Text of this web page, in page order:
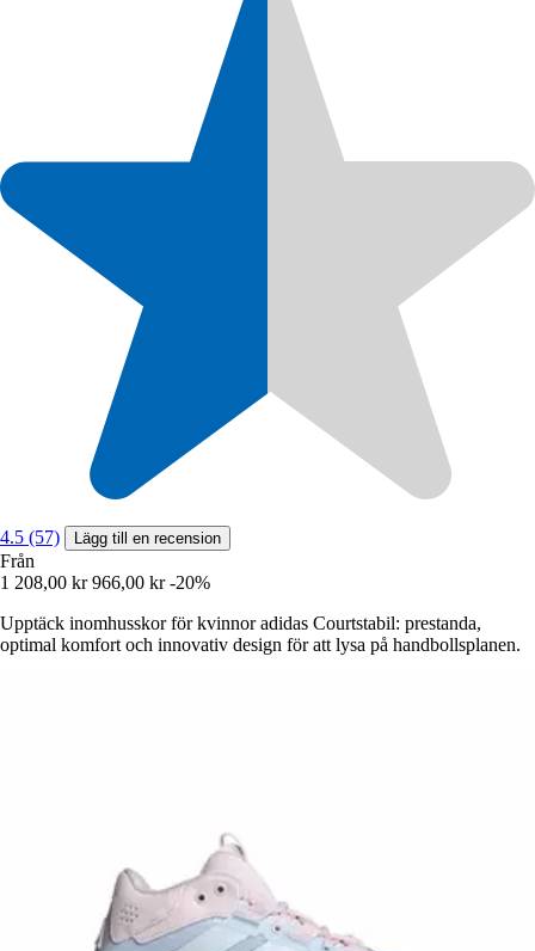
4.5 (57) Lägg till en recension
Från
1 208,00 kr 966,00 kr -20%
Upptäck inomhusskor för kvinnor adidas Courtstabil: prestanda,
optimal komfort och innovativ design för att lysa på handbollsplanen.